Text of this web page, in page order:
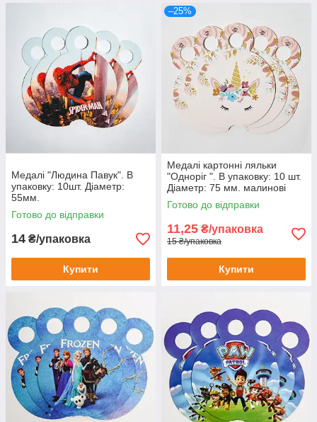
Медалі "Людина Павук". В
упаковку: 10шт. Діаметр:
55мм.
Готово до відправки
14 ₴/упаковка
Купити
–25%
Медалі картонні ляльки
"Одноріг ". В упаковку: 10 шт.
Діаметр: 75 мм. малинові
Готово до відправки
11,25 ₴/упаковка
15 ₴/упаковка
Купити